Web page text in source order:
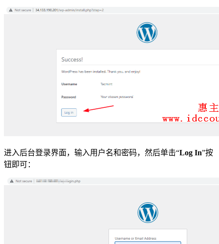
进入后台登录界面，输入用户名和密码，然后单击“Log In”按
钮即可：